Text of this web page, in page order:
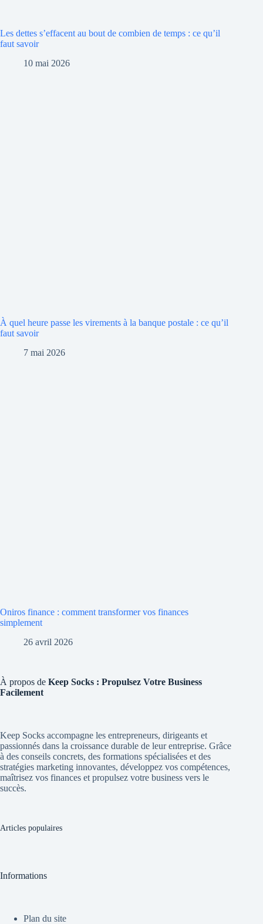
Les dettes s’effacent au bout de combien de temps : ce qu’il
faut savoir
10 mai 2026
À quel heure passe les virements à la banque postale : ce qu’il
faut savoir
7 mai 2026
Oniros finance : comment transformer vos finances
simplement
26 avril 2026
À propos de Keep Socks : Propulsez Votre Business
Facilement
Keep Socks accompagne les entrepreneurs, dirigeants et
passionnés dans la croissance durable de leur entreprise. Grâce
à des conseils concrets, des formations spécialisées et des
stratégies marketing innovantes, développez vos compétences,
maîtrisez vos finances et propulsez votre business vers le
succès.
Articles populaires
Informations
Plan du site